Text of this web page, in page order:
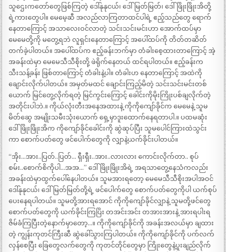
သူဌေးကတော်တွေဖြစ်ကြတဲ့ ဒေါ်နုနုငယ်၊ ဒေါ်မြတ်မြတ်၊ ဒေါ်ဖြိုးဖြိုးအိတို့
ရဲ့ကားတွေပါ။ မေမေ့ဆီ အလည်လာကြတာထင်ပါရဲ့ ဧည့်သည်တွေ ရောက်
နေတာကြောင့် အသာလေးဝင်လာတဲ့ သင်းသင်းမင်းဟာ အောက်ထပ်မှာ
မေမေတို့ကို မတွေ့ရဘဲ လူရှင်းနေတာကြောင့် အပေါ်ထပ်ကို တိတ်တဆိတ်
တက်ခဲ့ပါတယ်။ အပေါ်ထပ်က ဧည့်ခန်းဘက်မှာ တံခါးစေ့ထားတာကြောင့် အဲ့
အခန်းထဲမှာ မေမေသီသီစိုးတို့ ဖဲရိုက်နေတယ် ထင်ရပါတယ်။ ဧည့်ခန်းက
သီးသန့်ခန်း ဖြစ်တာကြောင့် တံခါးနဲ့ပါ။ တံခါးဟ နေတာကြောင့် အထဲကို
ချောင်းလိုက်ပါတယ်။ အမှတ်မထင် ချောင်းကြည့်မိတဲ့ သင်းသင်းမင်းတစ်
ယောက် မြင်တွေ့လိုက်ရတဲ့ မြင်ကွင်းကြောင့် ခေါင်းကိုမိုးကြိုးပစ်ချလိုက်တဲ့
အတိုင်းပါဘဲ.။ ကိုယ်လုံးတီးအနေအထားနဲ့ ကိုကိုကျော်ခိုင်က မေမေနဲ့ သူမ
မိတ်ဆွေ အမျိုးသမီးသုံးယောက် ရှေ့မှာဒူးထောက်နေရတာပါ.။ ပထမဆုံး
ဒေါ်ဖြိုးဖြိုးအိက ကိုကျော်ခိုင်ခေါင်းကို ဆွဲဆုပ်ပြီး သူမပေါင်ကြားထဲသွင်း
ကာ စောက်ပတ်တွေ ဖင်ပေါက်တွေကို လျှာနဲ့ယက်ခိုင်းပါတယ်။
“အိုး…အား..ပြတ်..ပြတ်… ရှီးရှီး..အား..လားလား ကောင်းလိုက်တာ.. စုပ်
စမ်း..စောက်စိကိုပါ…အအ…” ဒေါ်ဖြိုးဖြိုးအိရဲ့ အရသာတွေ့နေသံကလည်း
အခန်းထဲမှာထွက်ပေါ်နေပါတယ်။ သူမအားရတော့ မေမေသီသီစိုးအပါအဝင်
ဒေါ်နုနုငယ်၊ ဒေါ်မြတ်မြတ်တို့ရဲ့ ဖင်ပေါက်တွေ စောက်ပတ်တွေကိုပါ ယက်စုပ်
ပေးနေရပါတယ်။ သူမတို့အားရအောင် ကိုကိုကျော်ခိုင်လျှာနဲ့ သူမတို့ဖင်တွေ
စောက်ပတ်တွေကို ယက်ခိုင်းကြပြိး တအင်းအင်း တအားအားနဲ့ အားရပါးရ
ဇိမ်ခံကြပြီးတဲ့နောက်မှာတော့…။ ကိုကိုကျော်ခိုင်ကို အခန်းအလယ်မှာ ချထား
တဲ့ ကျွန်းကုတင်ကြီးဆီ ဆွဲခေါ်သွားကြပါတယ်။ ကိုကိုကျော်ခိုင်ကို ပက်လက်
လှန်စေပြီး ခြေတွေလက်တွေကို ကုတင်တိုင်တွေမှာ ကြိုးတွေနဲ့ပူးချည်လိုက်